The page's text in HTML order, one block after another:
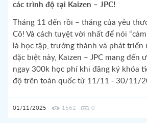
các trình độ tại Kaizen – JPC!
Tháng 11 đến rồi – tháng của yêu
Cô! Và cách tuyệt vời nhất để nói
là học tập, trưởng thành và phát triển
đặc biệt này, Kaizen – JPC mang đến
ngay 300k học phí khi đăng ký khóa
độ trên toàn quốc từ 11/11 - 30/11/
01/11/2025 1562 0